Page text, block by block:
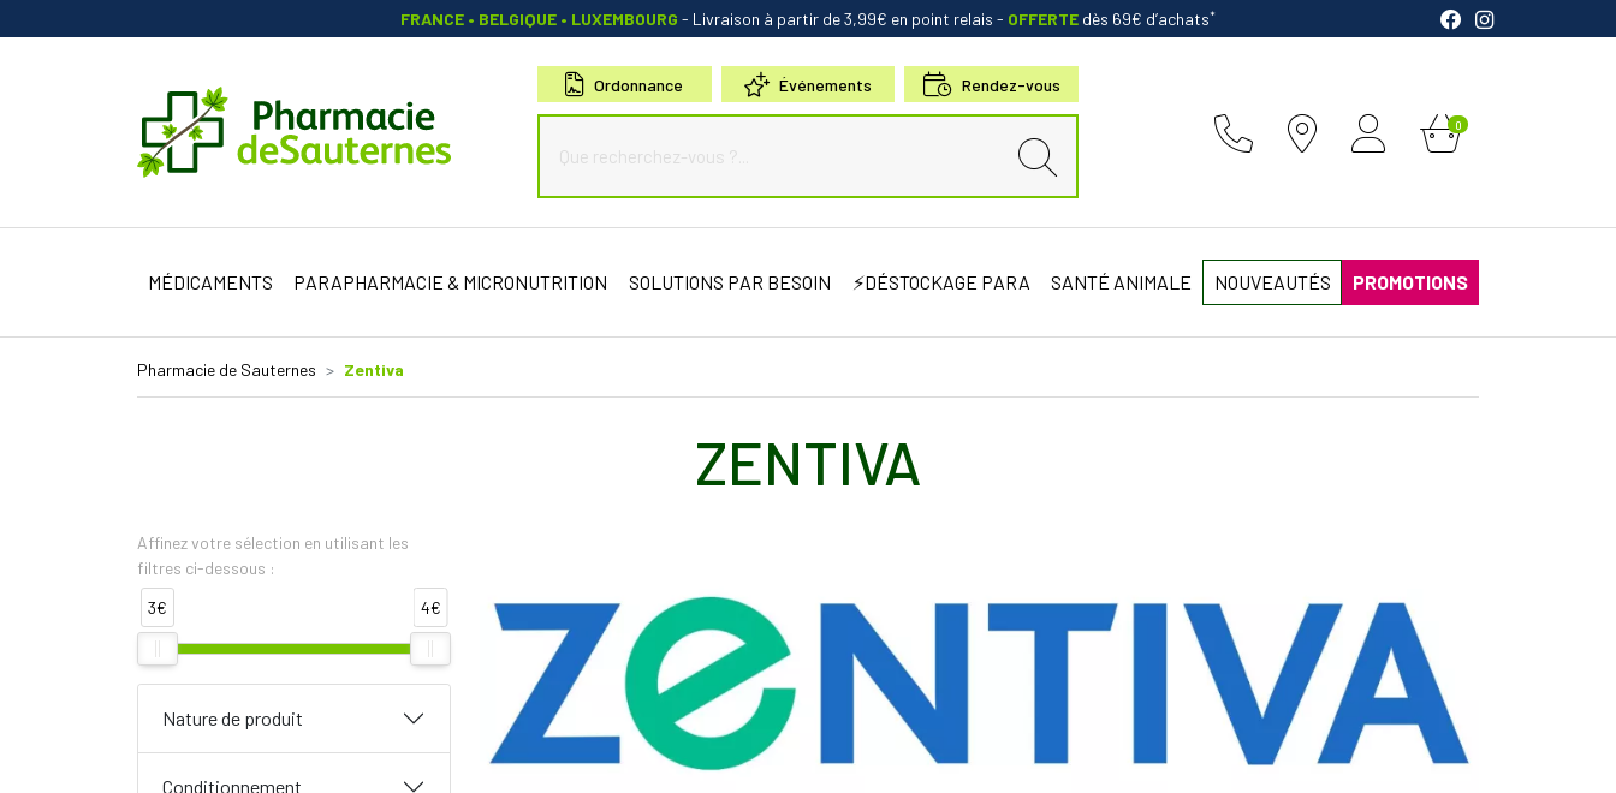
FRANCE • BELGIQUE • LUXEMBOURG - Livraison à partir de 3,99€ en point relais - OFFERTE dès 69€ d’achats*
Pharmacie de Sauternes Votre pharmacie en ligne à votre service
Ordonnance Événements Rendez-vous
0
MÉDICAMENTS PARAPHARMACIE & MICRONUTRITION SOLUTIONS PAR BESOIN ⚡DÉSTOCKAGE PARA SANTÉ ANIMALE NOUVEAUTÉS PROMOTIONS
Pharmacie de Sauternes Zentiva
ZENTIVA
Affinez votre sélection en utilisant les
filtres ci-dessous :
3€
4€
Nature de produit
Conditionnement